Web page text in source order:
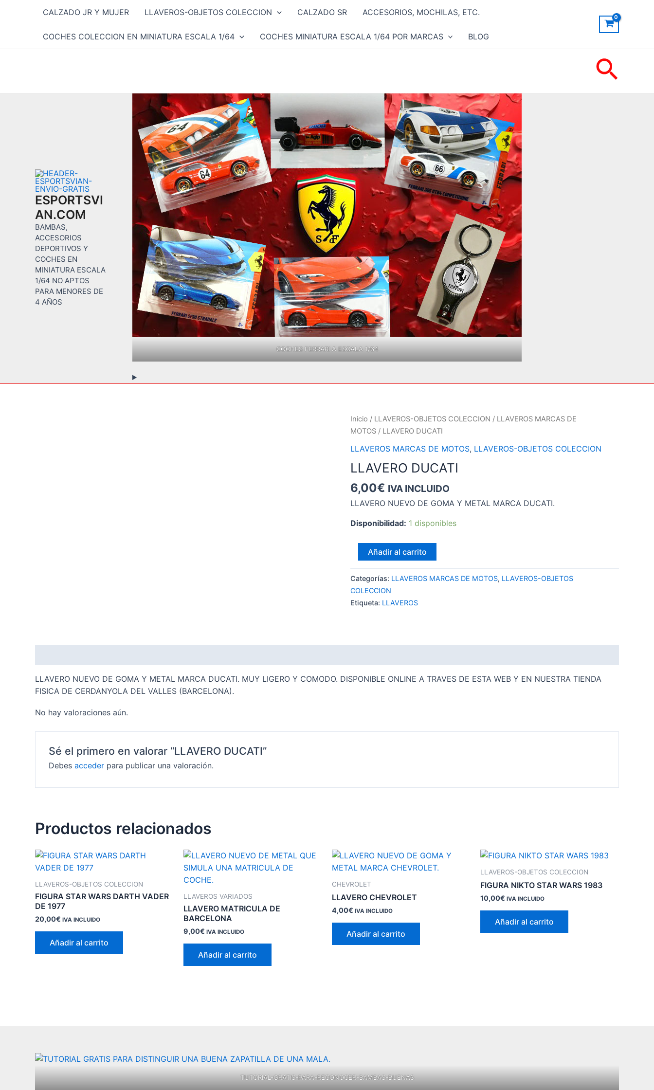
CALZADO JR Y MUJER LLAVEROS-OBJETOS COLECCION CALZADO SR ACCESORIOS, MOCHILAS, ETC.
COCHES COLECCION EN MINIATURA ESCALA 1/64 COCHES MINIATURA ESCALA 1/64 POR MARCAS BLOG
ESPORTSVI
AN.COM
BAMBAS,
ACCESORIOS
DEPORTIVOS Y
COCHES EN
MINIATURA ESCALA
1/64 NO APTOS
PARA MENORES DE
4 AÑOS
COCHES FERRARI A ESCALA 1/64
Inicio / LLAVEROS-OBJETOS COLECCION / LLAVEROS MARCAS DE
MOTOS / LLAVERO DUCATI
LLAVEROS MARCAS DE MOTOS, LLAVEROS-OBJETOS COLECCION
LLAVERO DUCATI
6,00€ IVA INCLUIDO
LLAVERO NUEVO DE GOMA Y METAL MARCA DUCATI.
Disponibilidad: 1 disponibles
LLAVERO
DUCATI
Añadir al carrito
Categorías: LLAVEROS MARCAS DE MOTOS, LLAVEROS-OBJETOS
COLECCION
Etiqueta: LLAVEROS
LLAVERO NUEVO DE GOMA Y METAL MARCA DUCATI. MUY LIGERO Y COMODO. DISPONIBLE ONLINE A TRAVES DE ESTA WEB Y EN NUESTRA TIENDA
FISICA DE CERDANYOLA DEL VALLES (BARCELONA).
No hay valoraciones aún.
Sé el primero en valorar “LLAVERO DUCATI”
Debes accederpara publicar una valoración.
Productos relacionados
LLAVEROS-OBJETOS COLECCION
FIGURA STAR WARS DARTH VADER
DE 1977
20,00€ IVA INCLUIDO
Añadir al carrito
LLAVEROS VARIADOS
LLAVERO MATRICULA DE
BARCELONA
9,00€ IVA INCLUIDO
Añadir al carrito
CHEVROLET
LLAVERO CHEVROLET
4,00€ IVA INCLUIDO
Añadir al carrito
LLAVEROS-OBJETOS COLECCION
FIGURA NIKTO STAR WARS 1983
10,00€ IVA INCLUIDO
Añadir al carrito
TUTORIAL-GRATIS-PARA-RECONOCER-BAMBAS-BUENAS